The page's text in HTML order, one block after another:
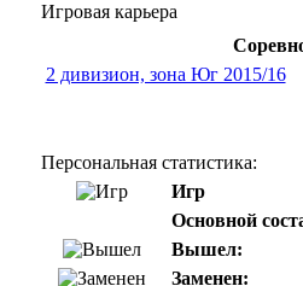
Игровая карьера
2 дивизион, зона Юг 2015/16
Персональная статистика:
Игр
Основной
Вышел:
Заменен: